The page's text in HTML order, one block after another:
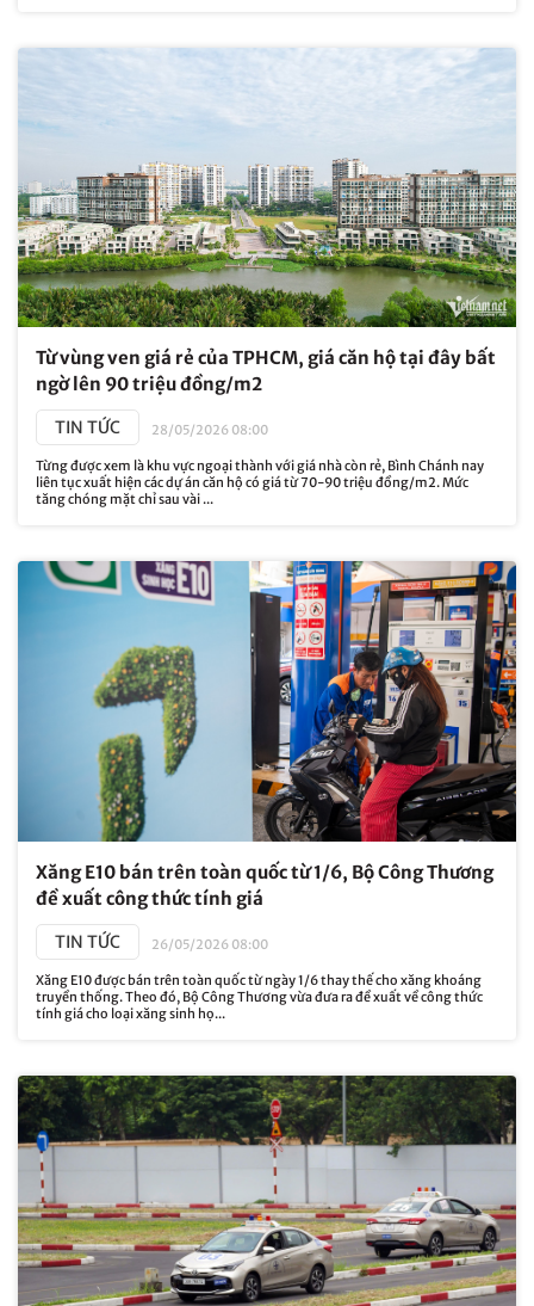
Từ vùng ven giá rẻ của TPHCM, giá căn hộ tại đây bất
ngờ lên 90 triệu đồng/m2
TIN TỨC 28/05/2026 08:00
Từng được xem là khu vực ngoại thành với giá nhà còn rẻ, Bình Chánh nay
liên tục xuất hiện các dự án căn hộ có giá từ 70-90 triệu đồng/m2. Mức
tăng chóng mặt chỉ sau vài ...
Xăng E10 bán trên toàn quốc từ 1/6, Bộ Công Thương
đề xuất công thức tính giá
TIN TỨC 26/05/2026 08:00
Xăng E10 được bán trên toàn quốc từ ngày 1/6 thay thế cho xăng khoáng
truyền thống. Theo đó, Bộ Công Thương vừa đưa ra đề xuất về công thức
tính giá cho loại xăng sinh họ...